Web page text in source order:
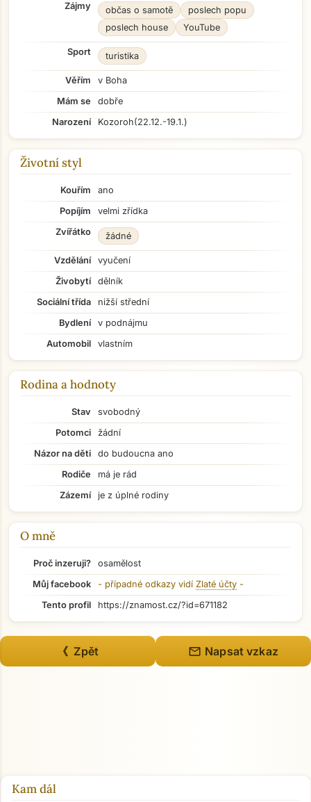
Zájmy občas o samotě
poslech popu
poslech house
YouTube
Sport turistika
Věřím
v Boha
Mám se
dobře
Narození
Kozoroh(22.12.-19.1.)
Životní styl
Kouřím
ano
Popíjím
velmi zřídka
Zvířátko
žádné
Vzdělání
vyučení
Živobytí
dělník
Sociální třída
nižší střední
Bydlení
v podnájmu
Automobil
vlastním
Rodina a hodnoty
Stav
svobodný
Potomci
žádní
Názor na děti
do budoucna ano
Rodiče
má je rád
Zázemí
je z úplné rodiny
O mně
Proč inzeruji?
osamělost
Můj facebook
- případné odkazy vidí Zlaté účty -
Tento profil
https://znamost.cz/?id=671182
《 Zpět mail Napsat vzkaz
Kam dál